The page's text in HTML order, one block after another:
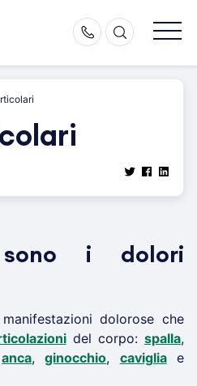
i dolori
dolorose che
del corpo:spalla,
anca,ginocchio, cavigliae